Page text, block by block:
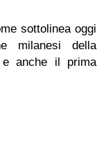
sottolinea oggi
milanesi della
e anche il prima